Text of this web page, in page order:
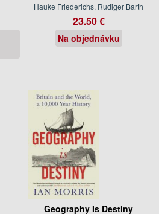
Hauke Friederichs, Rudiger Barth
23.50 €
Na objednávku
Geography Is Destiny